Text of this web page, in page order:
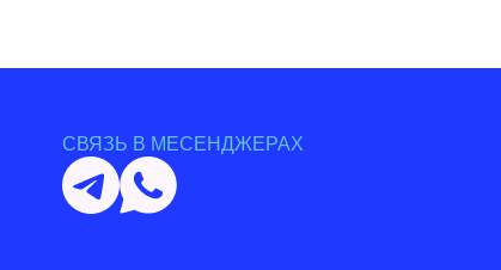
СВЯЗЬ В МЕСЕНДЖЕРАХ